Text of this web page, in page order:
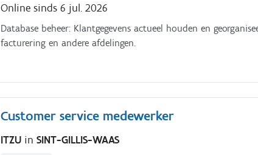
Online sinds 6 jul. 2026
Database beheer: Klantgegevens actueel houden en
facturering en andere afdelingen.
Customer service medewerker
ITZU inSINT-GILLIS-WAAS